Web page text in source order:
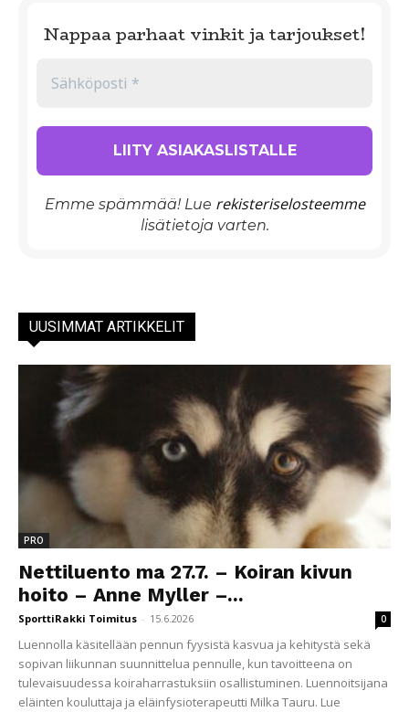
Nappaa parhaat vinkit ja tarjoukset!
Emme spämmää! Lue rekisteriselosteemme
lisätietoja varten.
UUSIMMAT ARTIKKELIT
PRO
Nettiluento ma 27.7. – Koiran kivun
hoito – Anne Myller –...
SporttiRakki Toimitus - 15.6.2026 0
Luennolla käsitellään pennun fyysistä kasvua ja kehitystä sekä
sopivan liikunnan suunnittelua pennulle, kun tavoitteena on
tulevaisuudessa koiraharrastuksiin osallistuminen. Luennoitsijana
eläinten kouluttaja ja eläinfysioterapeutti Milka Tauru. Lue